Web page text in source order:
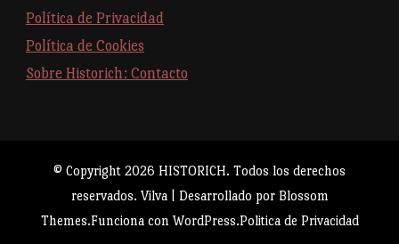
Política de Privacidad
Política de Cookies
Sobre Historich: Contacto
© Copyright 2026 HISTORICH. Todos los derechos
reservados. Vilva | Desarrollado por Blossom
Themes.Funciona con WordPress.Politica de Privacidad